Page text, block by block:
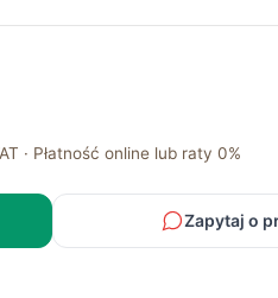
· Płatność online lub raty 0%
Zapytaj o